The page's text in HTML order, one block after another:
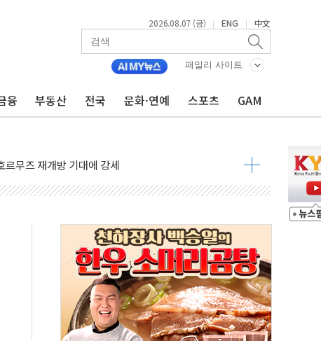
2026.08.07 (금) | ENG | 中文
패밀리 사이트
융 부동산 전국 문화·연예 스포츠 GAM
회…로봇·AI 데이터센터·모빌리티 구체화
대…상법·자본시장법 개정 논의"
익실현 속 혼조세...웨스턴디지털·샌디스크↓
무즈 재개방 기대에 강세
까지, 상승...호실적 보고 기업 상승세 뚜렷
주총 기대감에 홀로 상한가…마진 잔액은 사상 최고
지 위험수위…숨은 차입이 더 큰 변수"
…대응 1단계 진압 중
야, 경쟁상대 中과 비교해야"
하는 '선봉'의 대민 봉사
사일 1발 발사… 올해 10번째·42일 만 도발